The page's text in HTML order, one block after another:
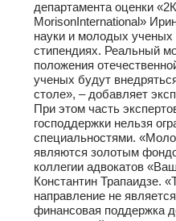
департамента оценки
MorisonInternational»
науки и молодых ученых
стипендиях. Реальный
положения
ученых будут
столе», – добавляет
При этом часть
господдержки нельзя
специальностями.
являются золотым
коллегии адвокатов
Константин Трапаидзе.
направление не
финансовая поддержка